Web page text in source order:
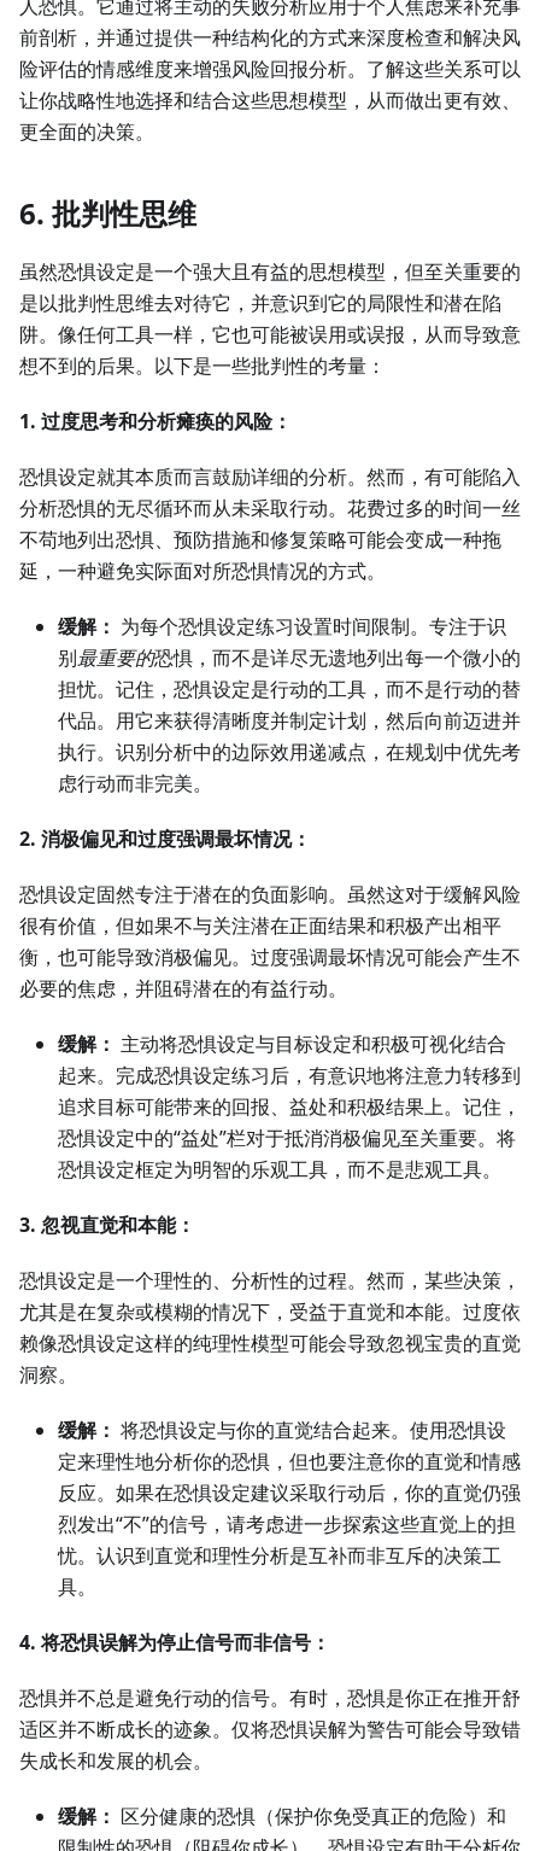
人恐惧。它通过将主动的失败分析应用于个人焦虑来补充事
前剖析，并通过提供一种结构化的方式来深度检查和解决风
险评估的情感维度来增强风险回报分析。了解这些关系可以
让你战略性地选择和结合这些思想模型，从而做出更有效、
更全面的决策。
6. 批判性思维
虽然恐惧设定是一个强大且有益的思想模型，但至关重要的
是以批判性思维去对待它，并意识到它的局限性和潜在陷
阱。像任何工具一样，它也可能被误用或误报，从而导致意
想不到的后果。以下是一些批判性的考量：
1. 过度思考和分析瘫痪的风险：
恐惧设定就其本质而言鼓励详细的分析。然而，有可能陷入
分析恐惧的无尽循环而从未采取行动。花费过多的时间一丝
不苟地列出恐惧、预防措施和修复策略可能会变成一种拖
延，一种避免实际面对所恐惧情况的方式。
缓解： 为每个恐惧设定练习设置时间限制。专注于识
别最重要的恐惧，而不是详尽无遗地列出每一个微小的
担忧。记住，恐惧设定是行动的工具，而不是行动的替
代品。用它来获得清晰度并制定计划，然后向前迈进并
执行。识别分析中的边际效用递减点，在规划中优先考
虑行动而非完美。
2. 消极偏见和过度强调最坏情况：
恐惧设定固然专注于潜在的负面影响。虽然这对于缓解风险
很有价值，但如果不与关注潜在正面结果和积极产出相平
衡，也可能导致消极偏见。过度强调最坏情况可能会产生不
必要的焦虑，并阻碍潜在的有益行动。
缓解： 主动将恐惧设定与目标设定和积极可视化结合
起来。完成恐惧设定练习后，有意识地将注意力转移到
追求目标可能带来的回报、益处和积极结果上。记住，
恐惧设定中的“益处”栏对于抵消消极偏见至关重要。将
恐惧设定框定为明智的乐观工具，而不是悲观工具。
3. 忽视直觉和本能：
恐惧设定是一个理性的、分析性的过程。然而，某些决策，
尤其是在复杂或模糊的情况下，受益于直觉和本能。过度依
赖像恐惧设定这样的纯理性模型可能会导致忽视宝贵的直觉
洞察。
缓解： 将恐惧设定与你的直觉结合起来。使用恐惧设
定来理性地分析你的恐惧，但也要注意你的直觉和情感
反应。如果在恐惧设定建议采取行动后，你的直觉仍强
烈发出“不”的信号，请考虑进一步探索这些直觉上的担
忧。认识到直觉和理性分析是互补而非互斥的决策工
具。
4. 将恐惧误解为停止信号而非信号：
恐惧并不总是避免行动的信号。有时，恐惧是你正在推开舒
适区并不断成长的迹象。仅将恐惧误解为警告可能会导致错
失成长和发展的机会。
缓解： 区分健康的恐惧（保护你免受真正的危险）和